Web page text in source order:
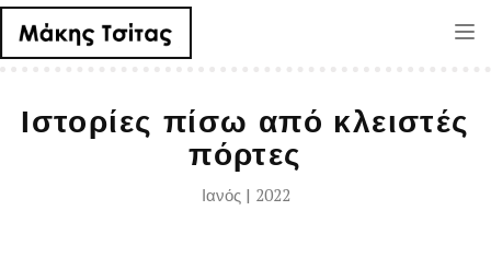
Ιστορίες πίσω από κλειστές
πόρτες
Ιανός | 2022